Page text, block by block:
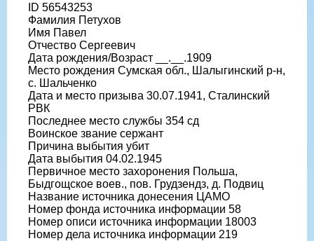
ID 56543253
Фамилия Петухов
Имя Павел
Отчество Сергеевич
Дата рождения/Возраст __.__.1909
Место рождения Сумская обл., Шалыгинский р-н,
с. Шальченко
Дата и место призыва 30.07.1941, Сталинский
РВК
Последнее место службы 354 сд
Воинское звание сержант
Причина выбытия убит
Дата выбытия 04.02.1945
Первичное место захоронения Польша,
Быдгощское воев., пов. Грудзендз, д. Подвиц
Название источника донесения ЦАМО
Номер фонда источника информации 58
Номер описи источника информации 18003
Номер дела источника информации 219